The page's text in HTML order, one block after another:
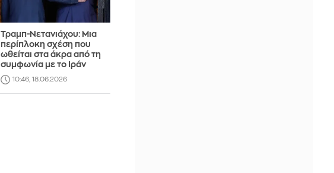
Τραμπ-Νετανιάχου: Μια
περίπλοκη σχέση που
ωθείται στα άκρα από τη
συμφωνία με το Ιράν
10:46, 18.06.2026